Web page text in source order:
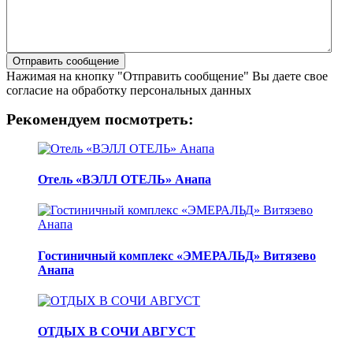
Нажимая на кнопку "Отправить сообщение" Вы даете свое
согласие на обработку персональных данных
Рекомендуем посмотреть:
Отель «ВЭЛЛ ОТЕЛЬ» Анапа
Гостиничный комплекс «ЭМЕРАЛЬД» Витязево
Анапа
ОТДЫХ В СОЧИ АВГУСТ